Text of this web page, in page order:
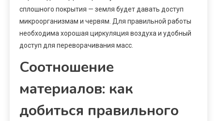
сплошного покрытия — земля будет давать доступ
микроорганизмам и червям. Для правильной работы
необходима хорошая циркуляция воздуха и удобный
доступ для переворачивания масс.
Соотношение
материалов: как
добиться правильного